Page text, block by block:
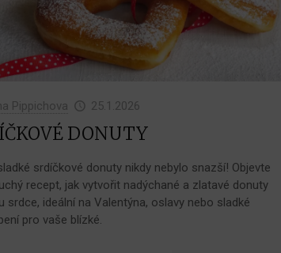
Pippichova 25.1.2026
DONUTY
srdíčkové donuty nikdy nebylo snazší! Objevte
recept, jak vytvořit nadýchané a zlatavé donuty
srdce, ideální na Valentýna, oslavy nebo sladké
pro vaše blízké.